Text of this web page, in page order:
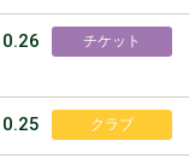
チケット
クラブ